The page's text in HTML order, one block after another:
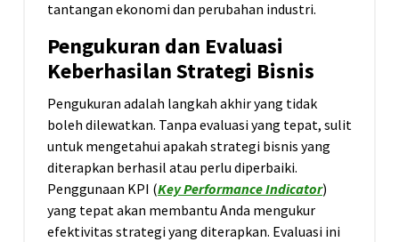
tantangan ekonomi dan perubahan industri.
Pengukuran dan Evaluasi
Keberhasilan Strategi Bisnis
Pengukuran adalah langkah akhir yang tidak
boleh dilewatkan. Tanpa evaluasi yang tepat, sulit
untuk mengetahui apakah strategi bisnis yang
diterapkan berhasil atau perlu diperbaiki.
Penggunaan KPI (Key Performance Indicator)
yang tepat akan membantu Anda mengukur
efektivitas strategi yang diterapkan. Evaluasi ini